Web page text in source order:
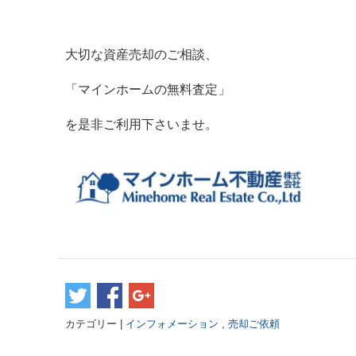
大切な資産売却のご相談、
「マインホームの無料査定」
を是非ご利用下さいませ。
カテゴリー | インフォメーション , 売却ご依頼